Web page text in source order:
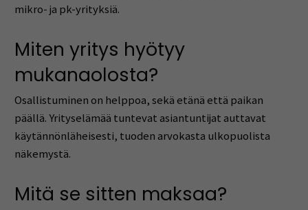
mikro- ja pk-yrityksiä.
Miten yritys hyötyy
mukanaolosta?
Osallistuminen on helppoa, sekä etänä että paikan
päällä. Yrityselämää tuntevat asiantuntijat auttavat
käytännönläheisesti, tuoden arvokasta ulkopuolista
näkemystä.
Mitä se sitten maksaa?